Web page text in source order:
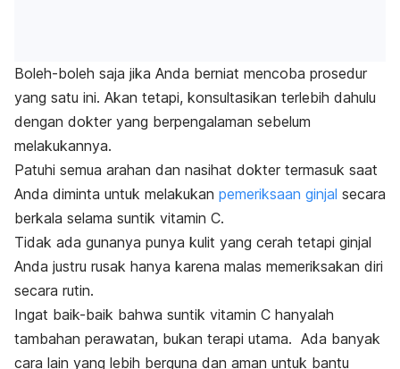
Boleh-boleh saja jika Anda berniat mencoba prosedur
yang satu ini. Akan tetapi, konsultasikan terlebih dahulu
dengan dokter yang berpengalaman sebelum
melakukannya.
Patuhi semua arahan dan nasihat dokter termasuk saat
Anda diminta untuk melakukan pemeriksaan ginjal secara
berkala selama suntik vitamin C.
Tidak ada gunanya punya kulit yang cerah tetapi ginjal
Anda justru rusak hanya karena malas memeriksakan diri
secara rutin.
Ingat baik-baik bahwa suntik vitamin C hanyalah
tambahan perawatan, bukan terapi utama. Ada banyak
cara lain yang lebih berguna dan aman untuk bantu